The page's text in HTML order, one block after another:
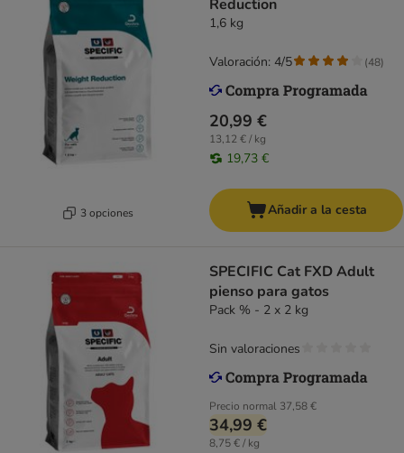
3 opciones
Reduction
1,6 kg
20,99 €
13,12 € / kg
19,73 €
Valoración: 4/5 (48)
Añadir a la cesta
SPECIFIC Cat FXD Adult
pienso para gatos
Pack % - 2 x 2 kg
Precio normal 37,58 €
34,99 €
8,75 € / kg
Sin valoraciones